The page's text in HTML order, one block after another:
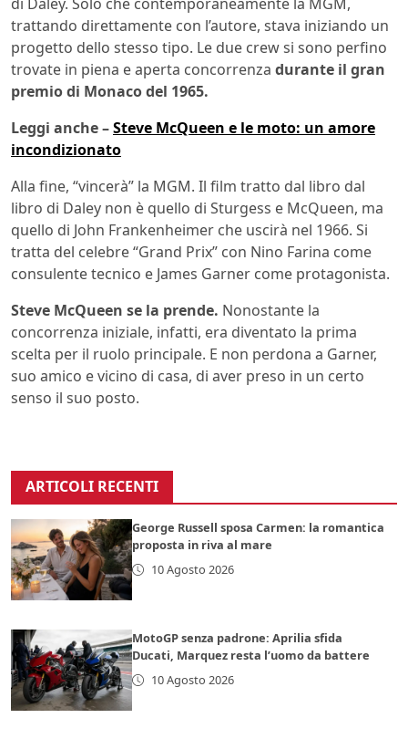
trattando direttamente con l’autore, stava iniziando un
progetto dello stesso tipo. Le due crew si sono perfino
trovate in piena e aperta concorrenza durante il gran
premio di Monaco del 1965.
Leggi anche –Steve McQueen e le moto: un amore
incondizionato
Alla fine, “vincerà” la MGM. Il film tratto dal libro dal
libro di Daley non è quello di Sturgess e McQueen, ma
quello di John Frankenheimer che uscirà nel 1966. Si
tratta del celebre “Grand Prix” con Nino Farina come
consulente tecnico e James Garner come protagonista.
Steve McQueen se la prende. Nonostante la
concorrenza iniziale, infatti, era diventato la prima
scelta per il ruolo principale. E non perdona a Garner,
suo amico e vicino di casa, di aver preso in un certo
senso il suo posto.
ARTICOLI RECENTI
George Russell sposa Carmen: la romantica
proposta in riva al mare
10 Agosto 2026
MotoGP senza padrone: Aprilia sfida
Ducati, Marquez resta l’uomo da battere
10 Agosto 2026